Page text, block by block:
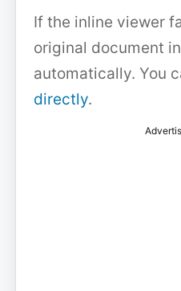
If the inline viewer
original document
automatically. You
directly.